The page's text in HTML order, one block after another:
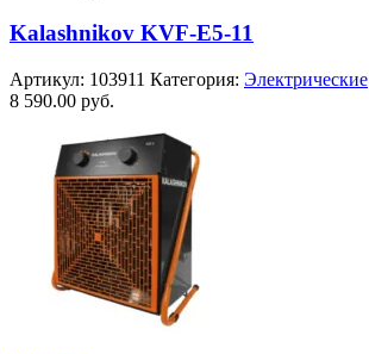
Kalashnikov KVF-E5-11
Артикул: 103911 Категория: Электрические
8 590.00 руб.